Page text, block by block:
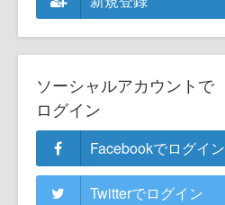
ソーシャルアカウントで
ログイン
Facebookでログイン
Twitterでログイン